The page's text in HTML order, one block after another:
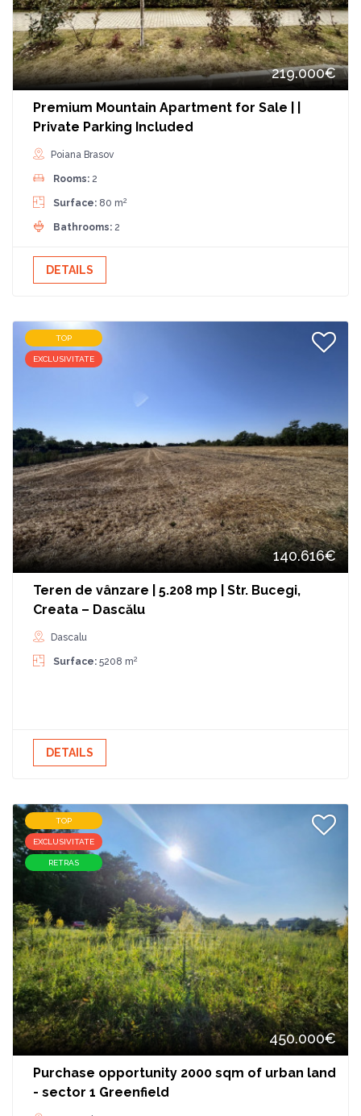
219.000€
Premium Mountain Apartment for Sale | |
Private Parking Included
Poiana Brasov
Rooms: 2
Surface: 80 m2
Bathrooms: 2
DETAILS
TOP
EXCLUSIVITATE
140.616€
Teren de vânzare | 5.208 mp | Str. Bucegi,
Creata – Dascălu
Dascalu
Surface: 5208 m2
DETAILS
TOP
EXCLUSIVITATE
RETRAS
450.000€
Purchase opportunity 2000 sqm of urban land
- sector 1 Greenfield